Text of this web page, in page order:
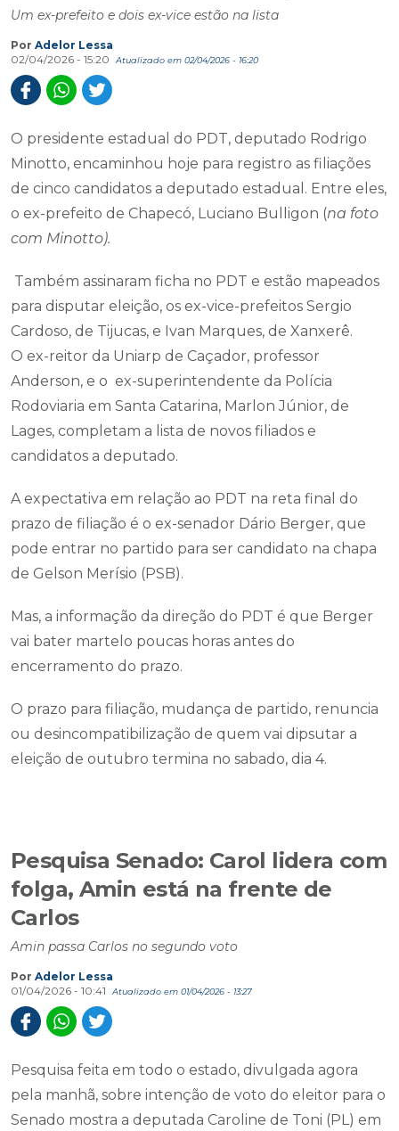
Um ex-prefeito e dois ex-vice estão na lista
Por Adelor Lessa
02/04/2026 - 15:20
Atualizado em 02/04/2026 - 16:20
O presidente estadual do PDT, deputado Rodrigo
Minotto, encaminhou hoje para registro as filiações
de cinco candidatos a deputado estadual. Entre eles,
o ex-prefeito de Chapecó, Luciano Bulligon (na foto
com Minotto).
Também assinaram ficha no PDT e estão mapeados
para disputar eleição, os ex-vice-prefeitos Sergio
Cardoso, de Tijucas, e Ivan Marques, de Xanxerê.
O ex-reitor da Uniarp de Caçador, professor
Anderson, e o ex-superintendente da Polícia
Rodoviaria em Santa Catarina, Marlon Júnior, de
Lages, completam a lista de novos filiados e
candidatos a deputado.
A expectativa em relação ao PDT na reta final do
prazo de filiação é o ex-senador Dário Berger, que
pode entrar no partido para ser candidato na chapa
de Gelson Merísio (PSB).
Mas, a informação da direção do PDT é que Berger
vai bater martelo poucas horas antes do
encerramento do prazo.
O prazo para filiação, mudança de partido, renuncia
ou desincompatibilização de quem vai dipsutar a
eleição de outubro termina no sabado, dia 4.
Pesquisa Senado: Carol lidera com
folga, Amin está na frente de
Carlos
​​​​​​​Amin passa Carlos no segundo voto
Por Adelor Lessa
01/04/2026 - 10:41
Atualizado em 01/04/2026 - 13:27
Pesquisa feita em todo o estado, divulgada agora
pela manhã, sobre intenção de voto do eleitor para o
Senado mostra a deputada Caroline de Toni (PL) em